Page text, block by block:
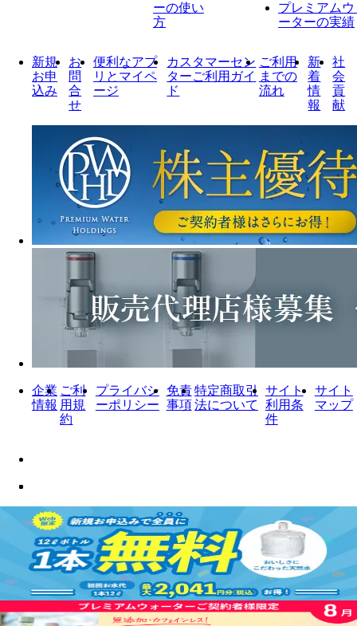
ーの使い
方
プレミアムウ
ーターの実績
新規
お申
込み
お
問
合
せ
便利なアプ
リとマイペ
ージ
カスタマーセン
ターご利用ガイ
ド
ご利用
までの
流れ
新
着
情
報
社
会
貢
献
企業
情報
ご利
用規
約
プライバシ
ーポリシー
免責
事項
特定商取引
法について
サイト
利用条
件
サイト
マップ